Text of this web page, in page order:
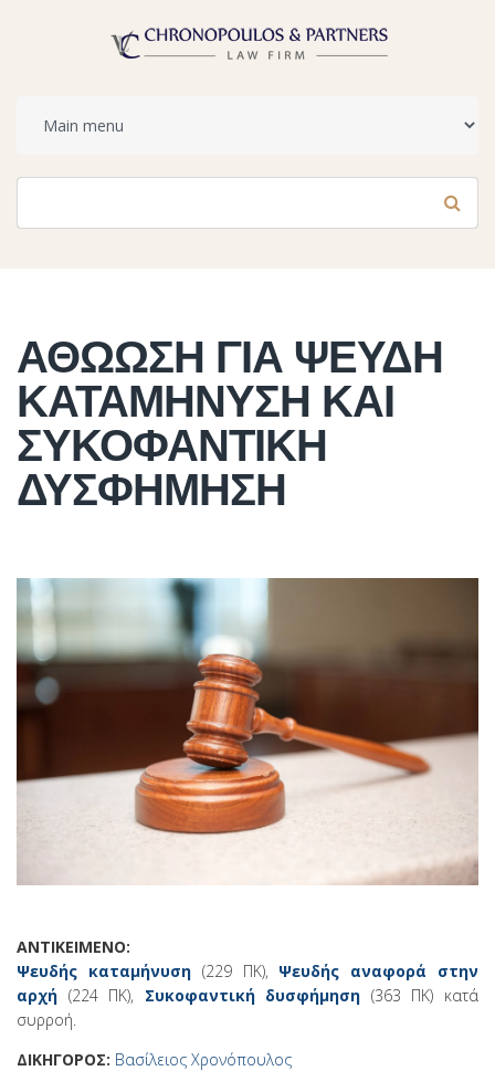
ΑΘΩΩΣΗ ΓΙΑ ΨΕΥΔΗ
ΚΑΤΑΜΗΝΥΣΗ ΚΑΙ
ΣΥΚΟΦΑΝΤΙΚΗ
ΔΥΣΦΗΜΗΣΗ
ΑΝΤΙΚΕΙΜΕΝΟ:
Ψευδής καταμήνυση (229 ΠΚ), Ψευδής αναφορά στην
αρχή (224 ΠΚ), Συκοφαντική δυσφήμηση (363 ΠΚ) κατά
συρροή.
ΔΙΚΗΓΟΡΟΣ: Βασίλειος Χρονόπουλος